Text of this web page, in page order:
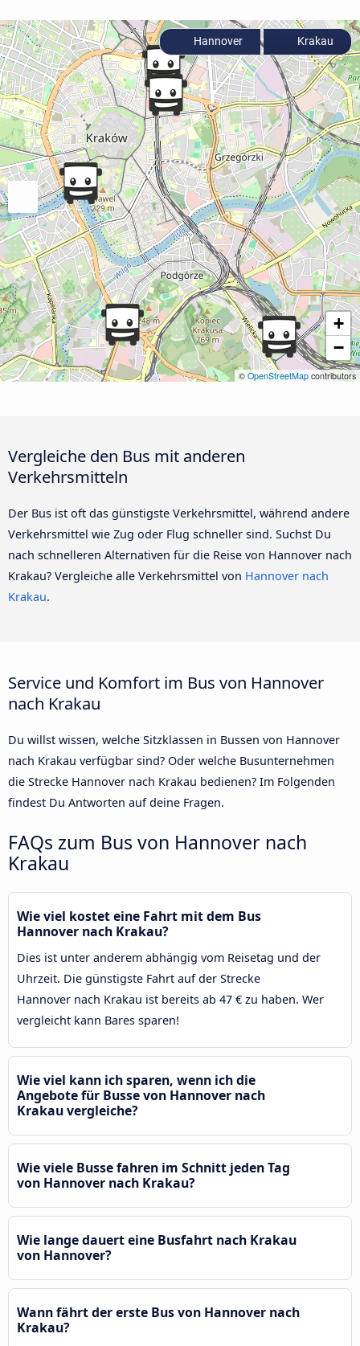
+
−
© OpenStreetMap contributors
Hannover Krakau
Vergleiche den Bus mit anderen
Verkehrsmitteln
Der Bus ist oft das günstigste Verkehrsmittel, während andere
Verkehrsmittel wie Zug oder Flug schneller sind. Suchst Du
nach schnelleren Alternativen für die Reise von Hannover nach
Krakau? Vergleiche alle Verkehrsmittel von Hannover nach
Krakau.
Service und Komfort im Bus von Hannover
nach Krakau
Du willst wissen, welche Sitzklassen in Bussen von Hannover
nach Krakau verfügbar sind? Oder welche Busunternehmen
die Strecke Hannover nach Krakau bedienen? Im Folgenden
findest Du Antworten auf deine Fragen.
FAQs zum Bus von Hannover nach
Krakau
Wie viel kostet eine Fahrt mit dem Bus
Hannover nach Krakau?
Dies ist unter anderem abhängig vom Reisetag und der
Uhrzeit. Die günstigste Fahrt auf der Strecke
Hannover nach Krakau ist bereits ab 47 € zu haben. Wer
vergleicht kann Bares sparen!
Wie viel kann ich sparen, wenn ich die
Angebote für Busse von Hannover nach
Krakau vergleiche?
Wie viele Busse fahren im Schnitt jeden Tag
von Hannover nach Krakau?
Wie lange dauert eine Busfahrt nach Krakau
von Hannover?
Wann fährt der erste Bus von Hannover nach
Krakau?